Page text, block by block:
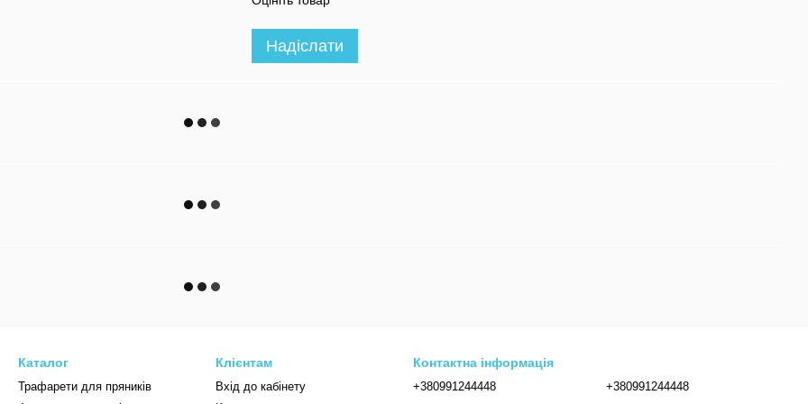
Надіслати
Каталог
Трафарети для пряників
Клієнтам
Вхід до кабінету
Контактна інформація
+380991244448 +380991244448